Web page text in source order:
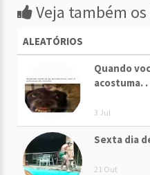
Veja também os
ALEATÓRIOS
Quando
acostuma. .
3 Jul
Sexta dia
21 Out